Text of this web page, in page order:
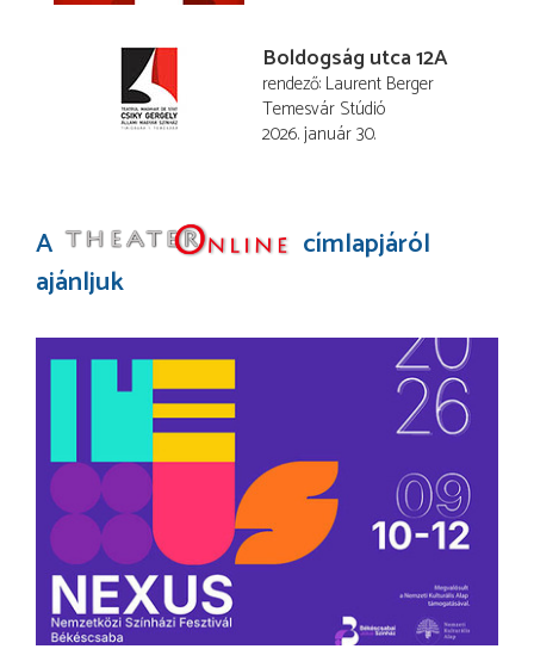
Boldogság utca 12A
rendező Laurent Berger
Temesvár Stúdió
2026. január 30.
A
címlapjáról
ajánljuk